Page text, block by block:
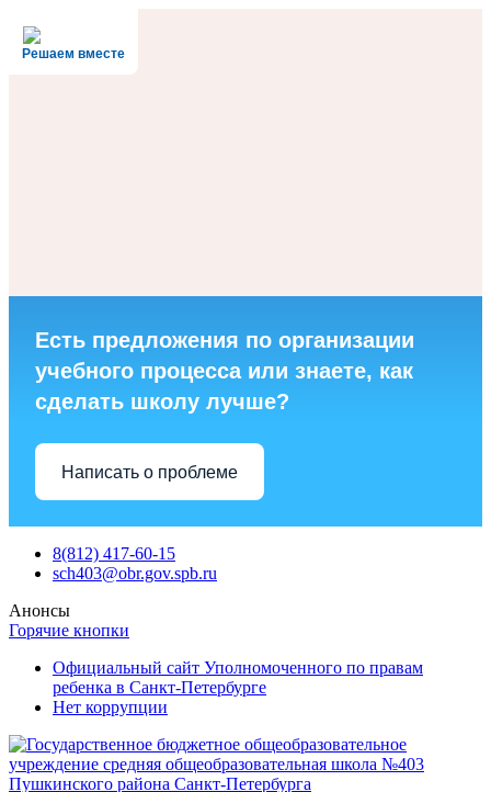
Решаем вместе
Есть предложения по организации
учебного процесса или знаете, как
сделать школу лучше?
Написать о проблеме
Skip
8(812) 417-60-15
sch403@obr.gov.spb.ru
Анонсы
Горячие кнопки
Официальный сайт Уполномоченного по правам
ребенка в Санкт-Петербурге
Нет коррупции